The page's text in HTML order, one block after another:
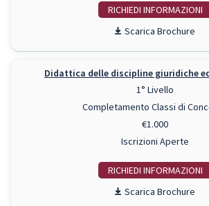
RICHIEDI INFO
Scarica Brochure
Didattica delle discipline giuridiche
1° Livello
Completamento Classi di
€1.000
Iscrizioni Aperte
RICHIEDI INFO
Scarica Brochure